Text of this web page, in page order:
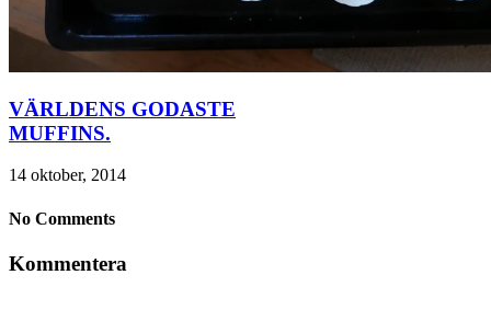
VÄRLDENS GODASTE
MUFFINS.
14 oktober, 2014
No Comments
Kommentera